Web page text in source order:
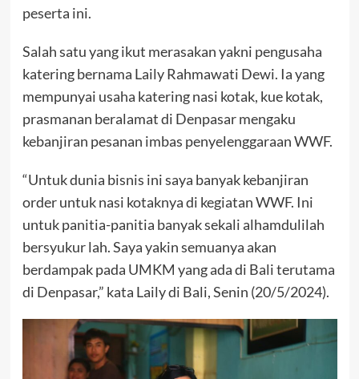
peserta ini.
Salah satu yang ikut merasakan yakni pengusaha
katering bernama Laily Rahmawati Dewi. Ia yang
mempunyai usaha katering nasi kotak, kue kotak,
prasmanan beralamat di Denpasar mengaku
kebanjiran pesanan imbas penyelenggaraan WWF.
“Untuk dunia bisnis ini saya banyak kebanjiran
order untuk nasi kotaknya di kegiatan WWF. Ini
untuk panitia-panitia banyak sekali alhamdulilah
bersyukur lah. Saya yakin semuanya akan
berdampak pada UMKM yang ada di Bali terutama
di Denpasar,” kata Laily di Bali, Senin (20/5/2024).